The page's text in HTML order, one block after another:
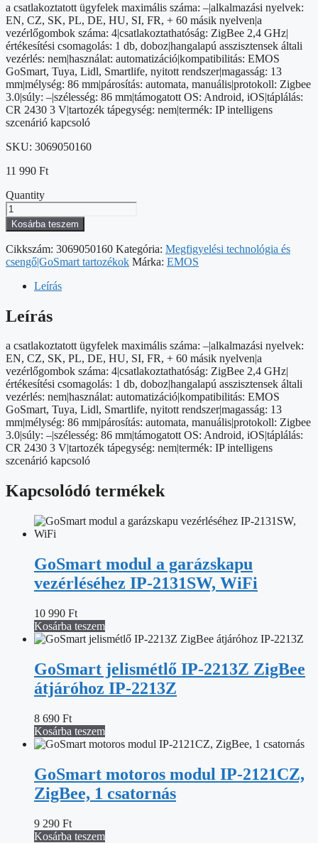
a csatlakoztatott ügyfelek maximális száma: –|alkalmazási nyelvek:
EN, CZ, SK, PL, DE, HU, SI, FR, + 60 másik nyelven|a
vezérlőgombok száma: 4|csatlakoztathatóság: ZigBee 2,4 GHz|
értékesítési csomagolás: 1 db, doboz|hangalapú asszisztensek általi
vezérlés: nem|használat: automatizáció|kompatibilitás: EMOS
GoSmart, Tuya, Lidl, Smartlife, nyitott rendszer|magasság: 13
mm|mélység: 86 mm|párosítás: automata, manuális|protokoll: Zigbee
3.0|súly: –|szélesség: 86 mm|támogatott OS: Android, iOS|táplálás:
CR 2430 3 V|tartozék tápegység: nem|termék: IP intelligens
szcenárió kapcsoló
SKU: 3069050160
11 990 Ft
Quantity
GoSmart
Okos
hordozható
4
funkciós
szcenárió
kapcsoló
2004ZB,
ZigBee
mennyiség
Kosárba teszem
Cikkszám: 3069050160 Kategória: Megfigyelési technológia és
csengő|GoSmart tartozékok Márka: EMOS
Leírás
Leírás
a csatlakoztatott ügyfelek maximális száma: –|alkalmazási nyelvek:
EN, CZ, SK, PL, DE, HU, SI, FR, + 60 másik nyelven|a
vezérlőgombok száma: 4|csatlakoztathatóság: ZigBee 2,4 GHz|
értékesítési csomagolás: 1 db, doboz|hangalapú asszisztensek általi
vezérlés: nem|használat: automatizáció|kompatibilitás: EMOS
GoSmart, Tuya, Lidl, Smartlife, nyitott rendszer|magasság: 13
mm|mélység: 86 mm|párosítás: automata, manuális|protokoll: Zigbee
3.0|súly: –|szélesség: 86 mm|támogatott OS: Android, iOS|táplálás:
CR 2430 3 V|tartozék tápegység: nem|termék: IP intelligens
szcenárió kapcsoló
Kapcsolódó termékek
GoSmart modul a garázskapu
vezérléséhez IP-2131SW, WiFi
10 990 Ft
Kosárba teszem
GoSmart jelismétlő IP-2213Z ZigBee
átjáróhoz IP-2213Z
8 690 Ft
Kosárba teszem
GoSmart motoros modul IP-2121CZ,
ZigBee, 1 csatornás
9 290 Ft
Kosárba teszem